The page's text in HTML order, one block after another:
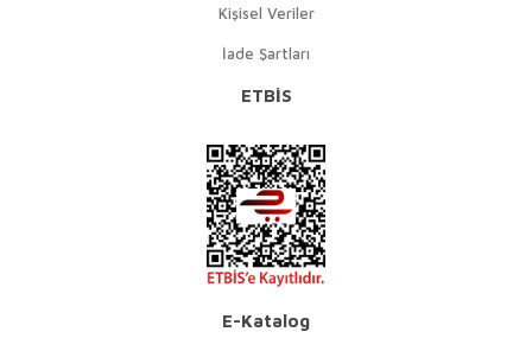
Kişisel Veriler
İade Şartları
ETBİS
E-Katalog